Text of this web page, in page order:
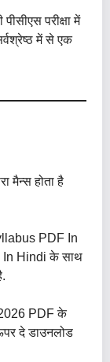
परीक्षा में
में से एक
मैन्स होता है
PDF In
Hindi के साथ
PDF के
दे डाउनलोड